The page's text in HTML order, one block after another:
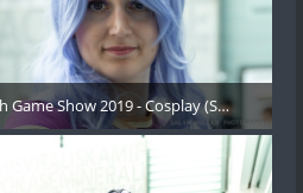
Game Show 2019 - Cosplay (Samstag) - 153
21. Oktober 2019